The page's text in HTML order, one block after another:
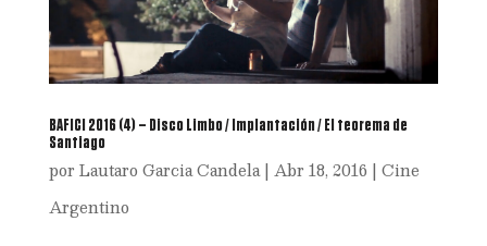
BAFICI 2016 (4) – Disco Limbo / Implantación / El teorema de
Santiago
por Lautaro Garcia Candela| Abr 18, 2016 | Cine
Argentino